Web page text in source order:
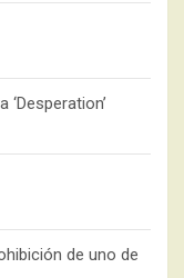
de uno de